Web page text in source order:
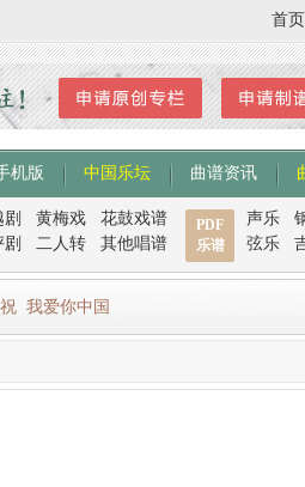
首页
机版 中国乐坛 曲谱资讯
剧 黄梅戏
花鼓戏谱
剧 二人转 其他唱谱
PDF
乐谱
声乐
弦乐
我爱你中国